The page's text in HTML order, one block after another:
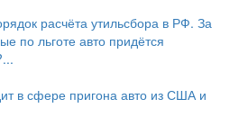
расчёта утильсбора в РФ. За
по льготе авто придётся
в сфере пригона авто из США и